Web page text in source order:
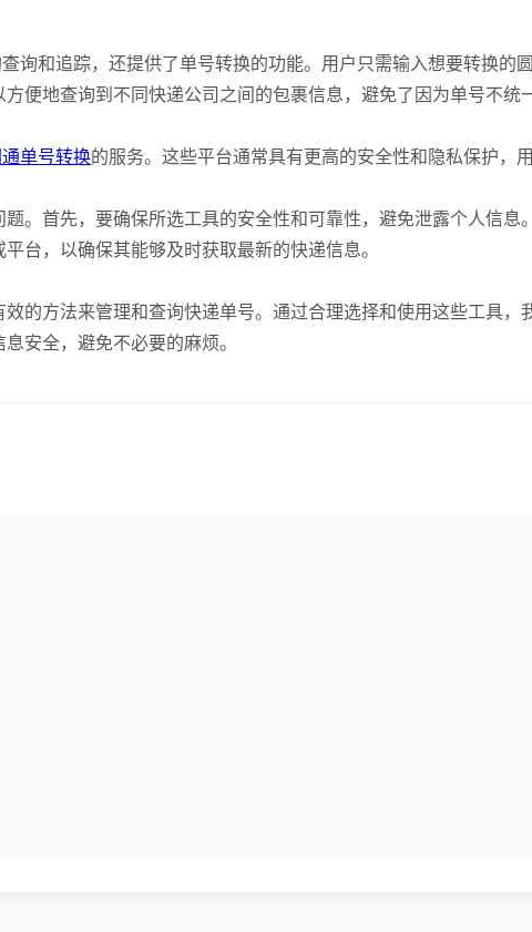
询和追踪，还提供了单号转换的功能。用户只需输入想要转换的
便地查询到不同快递公司之间的包裹信息，避免了因为单号不统
通单号转换的服务。这些平台通常具有更高的安全性和隐私保护，
。首先，要确保所选工具的安全性和可靠性，避免泄露个人信息
台，以确保其能够及时获取最新的快递信息。
的方法来管理和查询快递单号。通过合理选择和使用这些工具，
安全，避免不必要的麻烦。